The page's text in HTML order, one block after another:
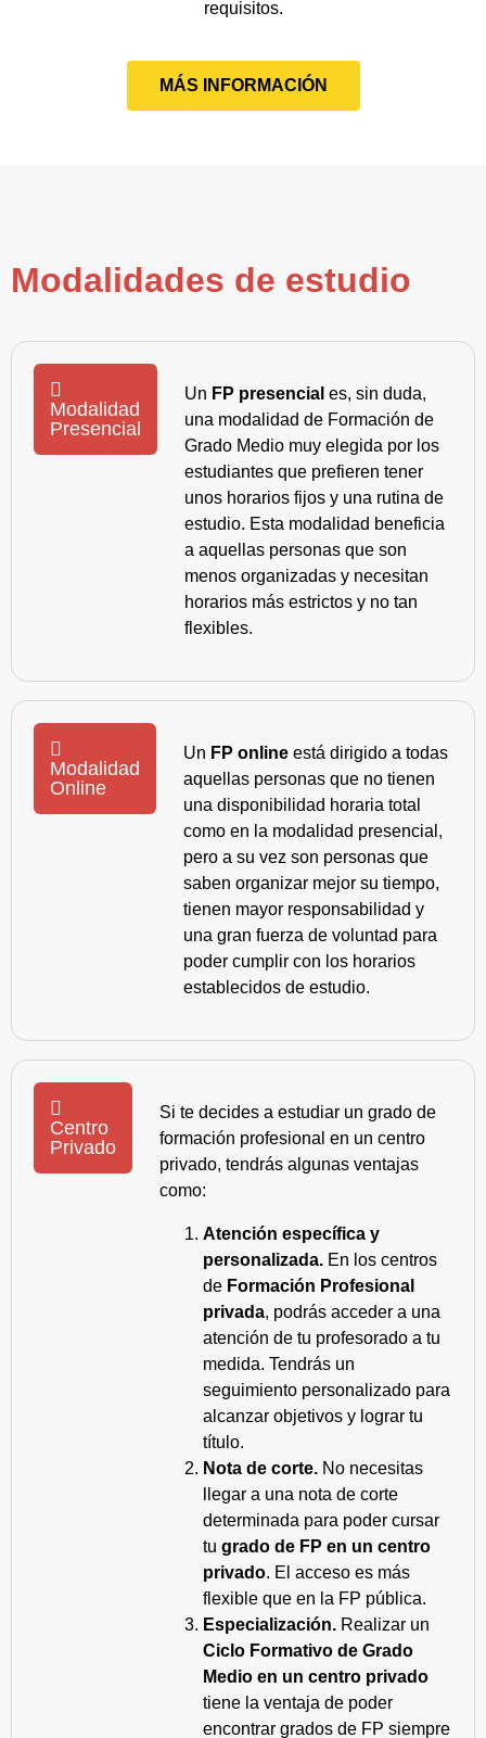
requisitos.
MÁS INFORMACIÓN
Modalidades de estudio
Modalidad
Presencial
Un FP presencial es, sin duda,
una modalidad de Formación de
Grado Medio muy elegida por los
estudiantes que prefieren tener
unos horarios fijos y una rutina de
estudio. Esta modalidad beneficia
a aquellas personas que son
menos organizadas y necesitan
horarios más estrictos y no tan
flexibles.
Modalidad
Online
Un FP online está dirigido a todas
aquellas personas que no tienen
una disponibilidad horaria total
como en la modalidad presencial,
pero a su vez son personas que
saben organizar mejor su tiempo,
tienen mayor responsabilidad y
una gran fuerza de voluntad para
poder cumplir con los horarios
establecidos de estudio.
Centro
Privado
Si te decides a estudiar un grado de
formación profesional en un centro
privado, tendrás algunas ventajas
como:
Atención específica y
personalizada. En los centros
de Formación Profesional
privada, podrás acceder a una
atención de tu profesorado a tu
medida. Tendrás un
seguimiento personalizado para
alcanzar objetivos y lograr tu
título.
Nota de corte. No necesitas
llegar a una nota de corte
determinada para poder cursar
tu grado de FP en un centro
privado. El acceso es más
flexible que en la FP pública.
Especialización. Realizar un
Ciclo Formativo de Grado
Medio en un centro privado
tiene la ventaja de poder
encontrar grados de FP siempre